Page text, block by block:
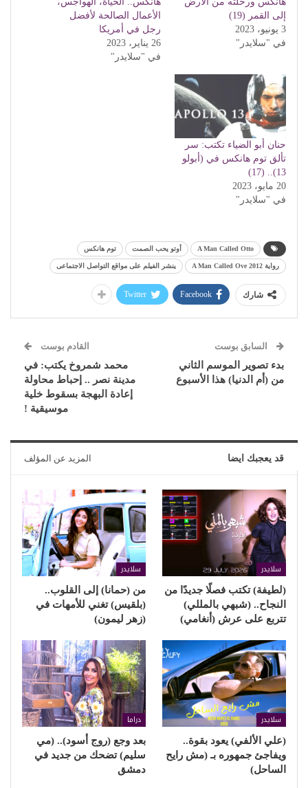
إلى القمر (19)
3 يونيو، 2023
في "سلايدر"
الأعمال الصالحة لأفضل
رجل في أمريكا
26 يناير، 2023
في "سلايدر"
حنان أبو الضياء تكتب: سر
تألق توم هانكس في (أبولو
13).. (17)
20 مايو، 2023
في "سلايدر"
A Man Called Otto أوتو يحب الصمت توم هانكس
رواية 2012 A Man Called Ove ينشر الفيلم على مواقع التواصل الاجتماعى
شارك Facebook
Twitter
السابق بوست
بدء تصوير الموسم الثاني
من (أم الدنيا) هذا الأسبوع
القادم بوست
محمد شمروخ يكتب: في
مدينة نصر .. إحباط محاولة
إعادة البهجة بسقوط خلية
موسيقية !
قد يعجبك ايضا المزيد عن المؤلف
سلايدر
(لطيفة) تكتب فصلًا جديدًا من
النجاح.. (شبهي بالمللي)
تتربع على عرش (أنغامي)
سلايدر
من (حمانا) إلى القلوب..
(بلقيس) تغني للأمهات في
(زهر ليمون)
سلايدر
(علي الألفي) يعود بقوة..
ويفاجئ جمهوره بـ (مش رايح
الساحل)
دراما
بعد وجع (روج أسود).. (مي
سليم) تضحك من جديد في
دمشق